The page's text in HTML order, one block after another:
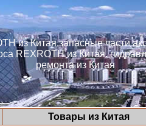
из Китая.запасные части
REXROTH из Китая.
ремонта из Китая
Товары из Китая